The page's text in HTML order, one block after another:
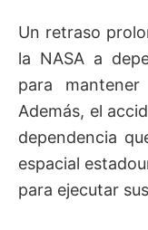
Un retraso
la NASA a
para
Además, el
dependencia
espacial
para ejecutar